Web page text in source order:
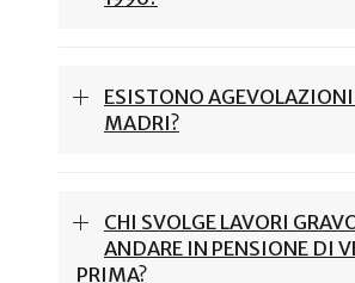
ESISTONO AGEVOLAZIONI
MADRI?
CHI SVOLGE LAVORI
ANDARE IN PENSIONE DI
PRIMA?